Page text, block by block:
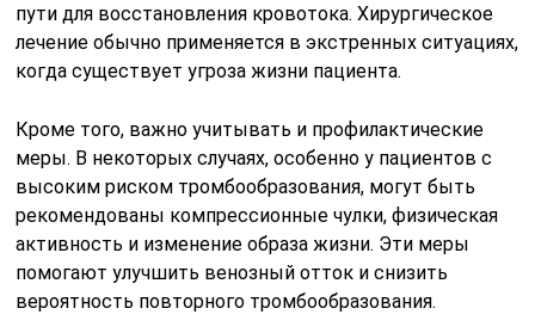
пути для восстановления кровотока. Хирургическое
лечение обычно применяется в экстренных ситуациях,
когда существует угроза жизни пациента.
Кроме того, важно учитывать и профилактические
меры. В некоторых случаях, особенно у пациентов с
высоким риском тромбообразования, могут быть
рекомендованы компрессионные чулки, физическая
активность и изменение образа жизни. Эти меры
помогают улучшить венозный отток и снизить
вероятность повторного тромбообразования.